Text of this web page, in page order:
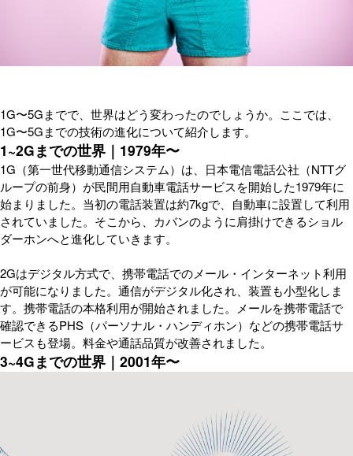
1G〜5Gまでで、世界はどう変わったのでしょうか。ここでは、
1G〜5Gまでの技術の進化について紹介します。
1~2Gまでの世界｜1979年〜
1G（第一世代移動通信システム）は、日本電信電話公社（NTTグ
ループの前身）が民間用自動車電話サービスを開始した1979年に
始まりました。当初の電話装置は約7kgで、自動車に設置して利用
されていました。そこから、カバンのように肩掛けできるショル
ダーホンへと進化していきます。
2Gはデジタル方式で、携帯電話でのメール・インターネット利用
が可能になりました。通信がデジタル化され、装置も小型化しま
す。携帯電話の本格利用が開始されました。メールを携帯電話で
確認できるPHS（パーソナル・ハンディホン）などの携帯電話サ
ービスも登場。料金や通話品質が改善されました。
3~4Gまでの世界｜2001年〜